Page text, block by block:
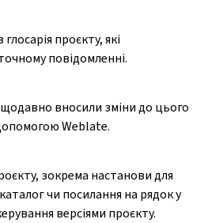
проєкту, які
повідомленні.
вносили зміни до цього
Weblate.
зокрема настанови для
чи посилання на рядок у
версіями проєкту.